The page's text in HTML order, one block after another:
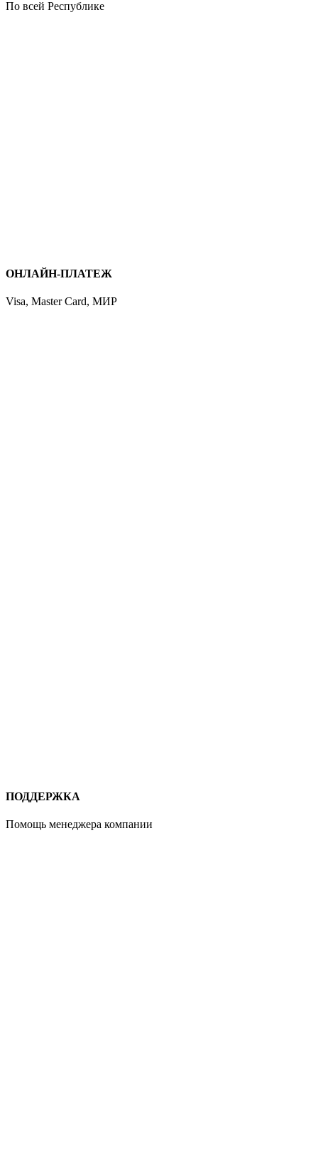
По всей Республике
ОНЛАЙН-ПЛАТЕЖ
Visa, Master Card, МИР
ПОДДЕРЖКА
Помощь менеджера компании